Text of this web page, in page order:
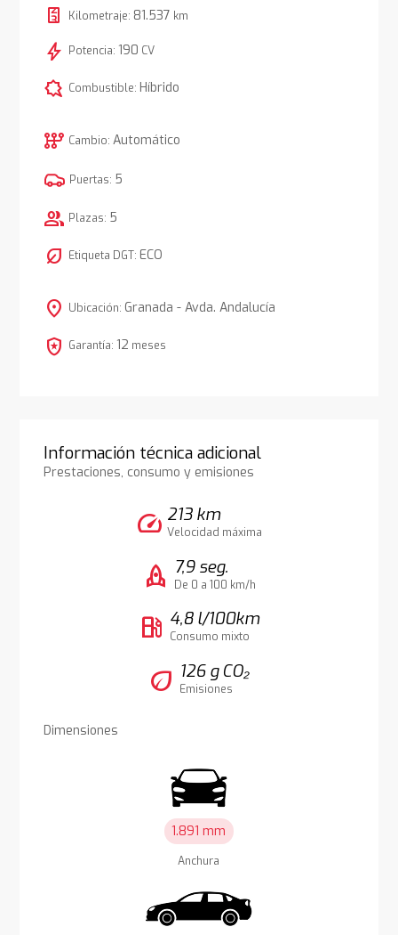
Kilometraje: 81.537 km
bolt Potencia: 190 CV
comic_bubble Combustible: Híbrido
auto_transmission Cambio: Automático
Puertas: 5
group Plazas: 5
nest_eco_leaf Etiqueta DGT: ECO
location_on Ubicación: Granada - Avda. Andalucía
local_police Garantía: 12 meses
Información técnica adicional
Prestaciones, consumo y emisiones
speed 213 km
Velocidad máxima
rocket 7,9 seg.
De 0 a 100 km/h
local_gas_station 4,8 l/100km
Consumo mixto
eco 126 g CO₂
Emisiones
Dimensiones
1.891 mm
Anchura